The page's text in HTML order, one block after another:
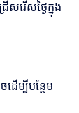
សរើសថ្ងៃក្នុង
ើម្បីបន្ថែម